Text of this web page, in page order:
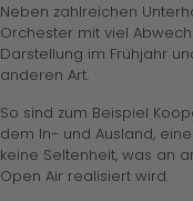
Neben zahlreichen
Orchester mit viel
Darstellung im Frühjahr
anderen Art.
So sind zum Beispiel
dem In- und Ausland,
keine Seltenheit, was an
Open Air realisiert wird.